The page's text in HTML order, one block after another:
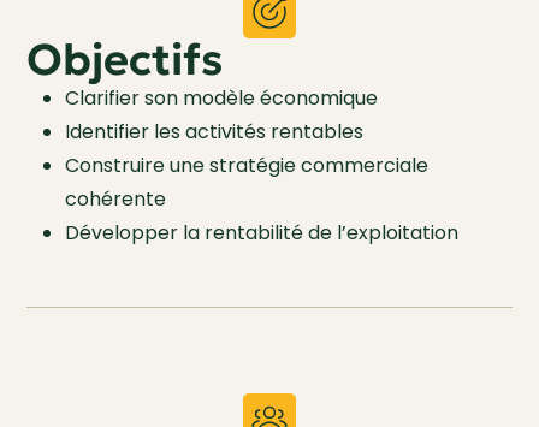
Objectifs
Clarifier son modèle économique
Identifier les activités rentables
Construire une stratégie commerciale
cohérente
Développer la rentabilité de l’exploitation